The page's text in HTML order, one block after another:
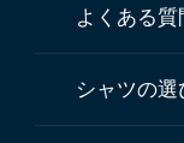
よくある質
シャツの